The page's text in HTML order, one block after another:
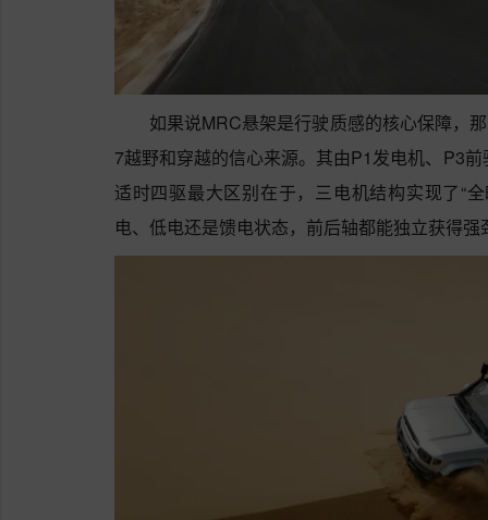
如果说MRC悬架是行驶质感的核心保障，
7越野和穿越的信心来源。其由P1发电机、P3
适时四驱最大区别在于，三电机结构实现了“
电、低电还是馈电状态，前后轴都能独立获得强